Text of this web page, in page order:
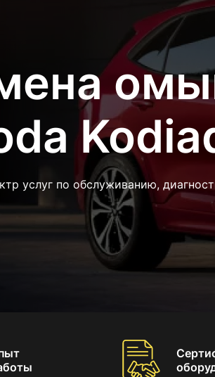
услуг по обслуживанию,